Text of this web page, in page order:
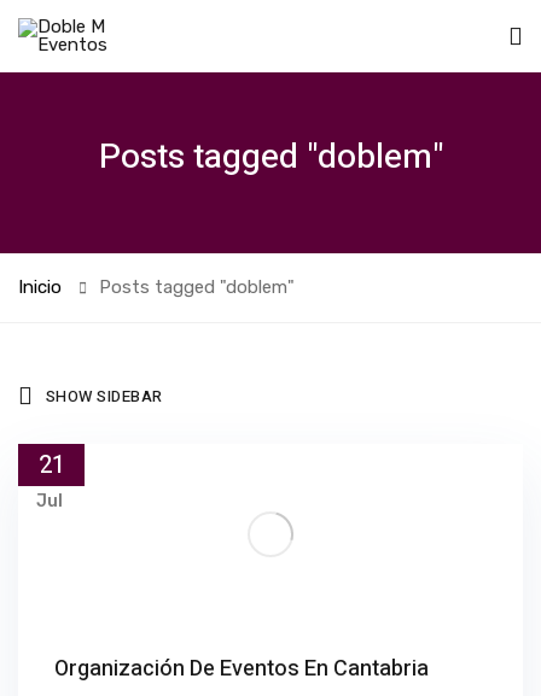
Posts tagged "doblem"
Inicio Posts tagged "doblem"
SHOW SIDEBAR
21
Jul
Organización De Eventos En Cantabria